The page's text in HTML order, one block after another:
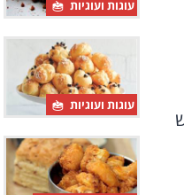
עוגות ועוגיות
עוגות ועוגיות